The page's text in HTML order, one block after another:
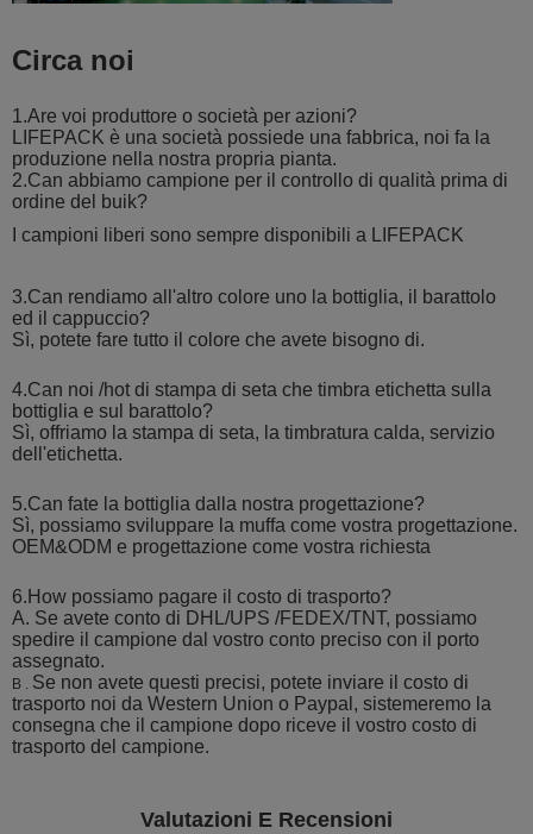
Circa noi
1.Are voi produttore o società per azioni?
LIFEPACK è una società possiede una fabbrica, noi fa la
produzione nella nostra propria pianta.
2.Can abbiamo campione per il controllo di qualità prima di
ordine del buik?
I campioni liberi sono sempre disponibili a LIFEPACK
3.Can rendiamo all'altro colore uno la bottiglia, il barattolo
ed il cappuccio?
Sì, potete fare tutto il colore che avete bisogno di.
4.Can noi /hot di stampa di seta che timbra etichetta sulla
bottiglia e sul barattolo?
Sì, offriamo la stampa di seta, la timbratura calda, servizio
dell'etichetta.
5.Can fate la bottiglia dalla nostra progettazione?
Sì, possiamo sviluppare la muffa come vostra progettazione.
OEM&ODM e progettazione come vostra richiesta
6.How possiamo pagare il costo di trasporto?
A. Se avete conto di DHL/UPS /FEDEX/TNT, possiamo
spedire il campione dal vostro conto preciso con il porto
assegnato.
B . Se non avete questi precisi, potete inviare il costo di
trasporto noi da Western Union o Paypal, sistemeremo la
consegna che il campione dopo riceve il vostro costo di
trasporto del campione.
Valutazioni E Recensioni